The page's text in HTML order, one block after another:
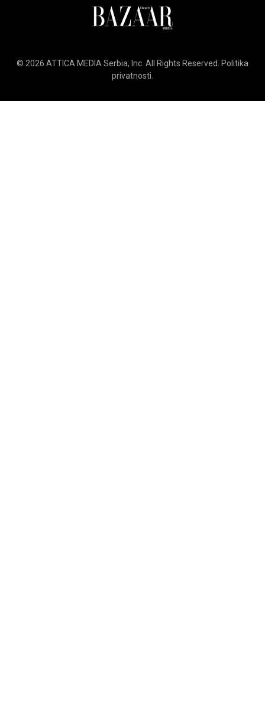
© 2026 ATTICA MEDIA Serbia, Inc. All Rights Reserved.
Politika
privatnosti